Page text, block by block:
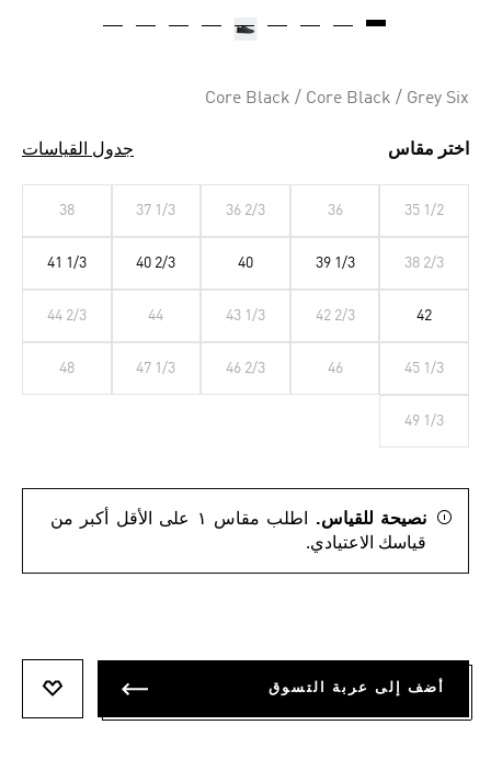
Core Black / Core Black / Grey Six
اختر مقاس جدول القياسات
35 1/2
36
36 2/3
37 1/3
38
38 2/3
39 1/3
40
40 2/3
41 1/3
42
42 2/3
43 1/3
44
44 2/3
45 1/3
46
46 2/3
47 1/3
48
49 1/3
نصيحة للقياس.
اطلب مقاس ١ على الأقل أكبر من
قياسك الاعتيادي.
أضف إلى عربة التسوق